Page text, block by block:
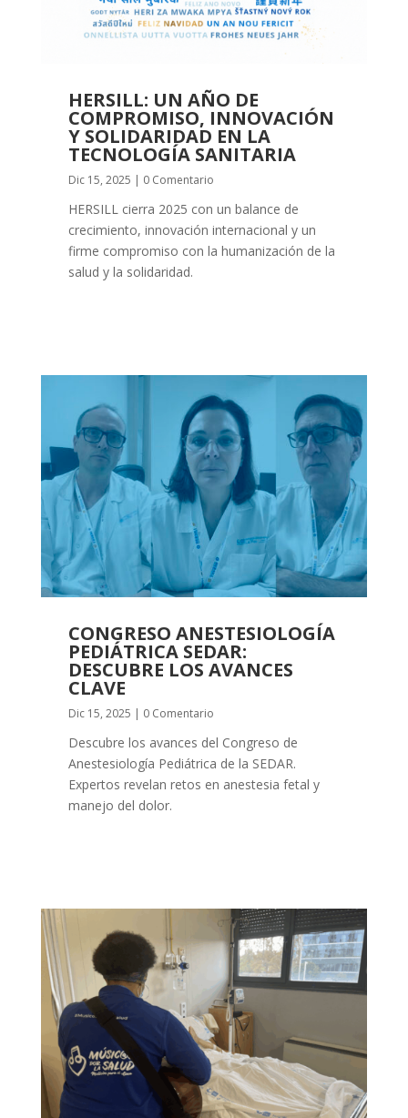
HERSILL: UN AÑO DE
COMPROMISO, INNOVACIÓN
Y SOLIDARIDAD EN LA
TECNOLOGÍA SANITARIA
Dic 15, 2025 | 0 Comentario
HERSILL cierra 2025 con un balance de
crecimiento, innovación internacional y un
firme compromiso con la humanización de la
salud y la solidaridad.
CONGRESO ANESTESIOLOGÍA
PEDIÁTRICA SEDAR:
DESCUBRE LOS AVANCES
CLAVE
Dic 15, 2025 | 0 Comentario
Descubre los avances del Congreso de
Anestesiología Pediátrica de la SEDAR.
Expertos revelan retos en anestesia fetal y
manejo del dolor.